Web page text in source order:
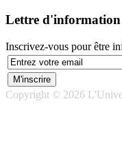
Lettre d'information
Inscrivez-vous pour être
Copyright © 2026